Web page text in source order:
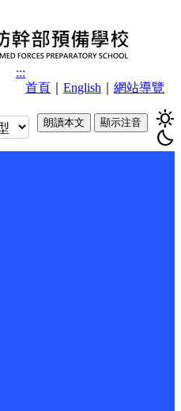
首頁 English 網站導覽
:::
sunny
bedtime
朗讀本文 顯示注音